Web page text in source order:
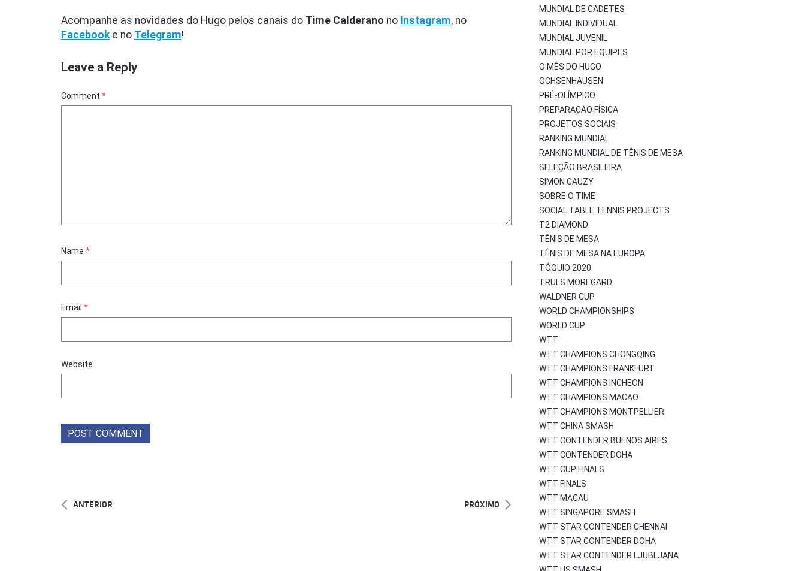
Acompanhe as novidades do Hugo pelos canais do Time Calderano no Instagram, no
Facebook e no Telegram!
Leave a Reply
Comment *
Name *
Email *
Website
ANTERIOR PRÓXIMO
MUNDIAL DE CADETES
MUNDIAL INDIVIDUAL
MUNDIAL JUVENIL
MUNDIAL POR EQUIPES
O MÊS DO HUGO
OCHSENHAUSEN
PRÉ-OLÍMPICO
PREPARAÇÃO FÍSICA
PROJETOS SOCIAIS
RANKING MUNDIAL
RANKING MUNDIAL DE TÊNIS DE MESA
SELEÇÃO BRASILEIRA
SIMON GAUZY
SOBRE O TIME
SOCIAL TABLE TENNIS PROJECTS
T2 DIAMOND
TÊNIS DE MESA
TÊNIS DE MESA NA EUROPA
TÓQUIO 2020
TRULS MOREGARD
WALDNER CUP
WORLD CHAMPIONSHIPS
WORLD CUP
WTT
WTT CHAMPIONS CHONGQING
WTT CHAMPIONS FRANKFURT
WTT CHAMPIONS INCHEON
WTT CHAMPIONS MACAO
WTT CHAMPIONS MONTPELLIER
WTT CHINA SMASH
WTT CONTENDER BUENOS AIRES
WTT CONTENDER DOHA
WTT CUP FINALS
WTT FINALS
WTT MACAU
WTT SINGAPORE SMASH
WTT STAR CONTENDER CHENNAI
WTT STAR CONTENDER DOHA
WTT STAR CONTENDER LJUBLJANA